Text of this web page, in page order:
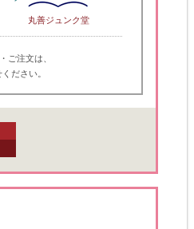
丸善ジュンク堂
ご注文は、
ださい。